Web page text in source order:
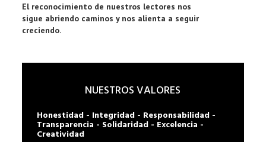
El reconocimiento de nuestros lectores nos
sigue abriendo caminos y nos alienta a seguir
creciendo.
NUESTROS VALORES
Honestidad - Integridad - Responsabilidad -
Transparencia - Solidaridad - Excelencia -
Creatividad